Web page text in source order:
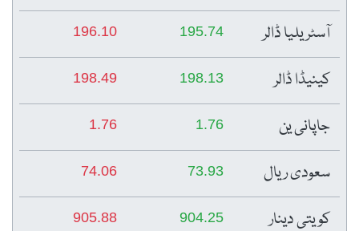
آسٹریلیا ڈالر 195.74
196.10
کینیڈا ڈالر 198.13
198.49
جاپانی ین 1.76
1.76
سعودی ریال 73.93
74.06
کویتی دینار 904.25
905.88